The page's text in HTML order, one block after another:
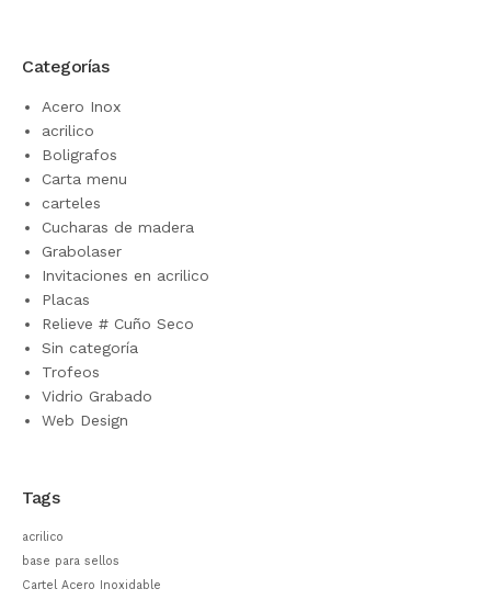
Categorías
Acero Inox
acrilico
Boligrafos
Carta menu
carteles
Cucharas de madera
Grabolaser
Invitaciones en acrilico
Placas
Relieve # Cuño Seco
Sin categoría
Trofeos
Vidrio Grabado
Web Design
Tags
acrilico
base para sellos
Cartel Acero Inoxidable